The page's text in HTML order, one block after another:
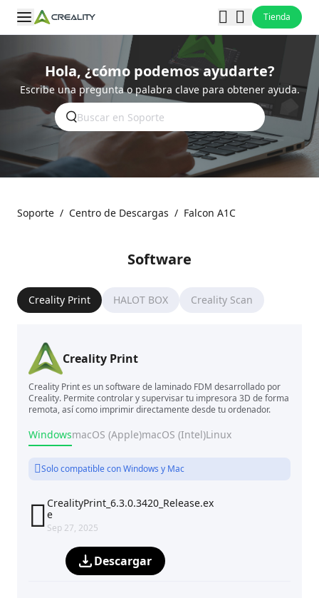
Tienda
Hola, ¿cómo podemos ayudarte?
Escribe una pregunta o palabra clave para obtener ayuda.
Soporte / Centro de Descargas / Falcon A1C
Software
Creality Print HALOT BOX Creality Scan
Creality Print
Creality Print es un software de laminado FDM desarrollado por
Creality. Permite controlar y supervisar tu impresora 3D de forma
remota, así como imprimir directamente desde tu ordenador.
WindowsmacOS (Apple)macOS (Intel)Linux
Solo compatible con Windows y Mac
 CrealityPrint_6.3.0.3420_Release.ex
e
Sep 27, 2025
Descargar